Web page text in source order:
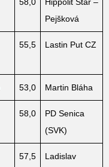
Pejšková
55,5 Lastin Put CZ
53,0 Martin Bláha
58,0
PD Senica
(SVK)
57,5
Ladislav